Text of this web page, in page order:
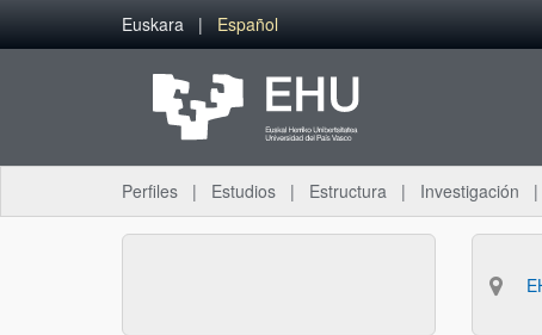
Saltar al contenido principal
Euskara Español
Perfiles Estudios Estructura Investigación